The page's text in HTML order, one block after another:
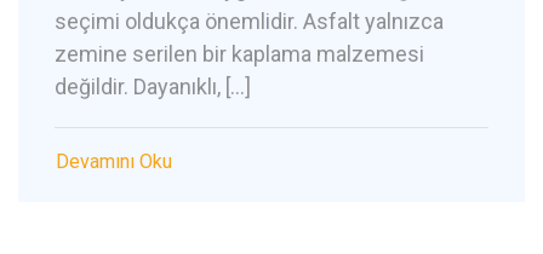
seçimi oldukça önemlidir. Asfalt yalnızca
zemine serilen bir kaplama malzemesi
değildir. Dayanıklı, […]
Devamını Oku